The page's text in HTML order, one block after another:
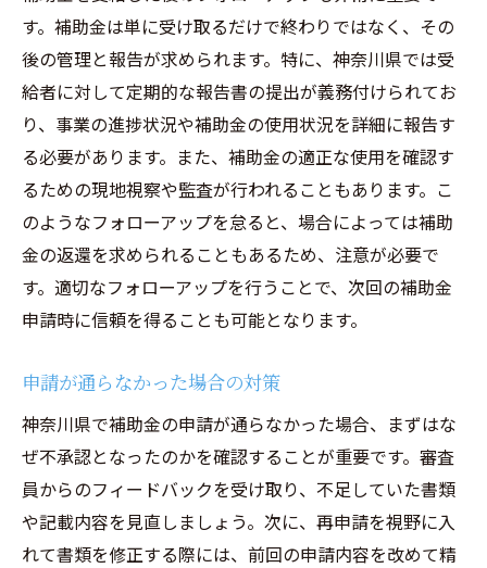
す。補助金は単に受け取るだけで終わりではなく、その
後の管理と報告が求められます。特に、神奈川県では受
給者に対して定期的な報告書の提出が義務付けられてお
り、事業の進捗状況や補助金の使用状況を詳細に報告す
る必要があります。また、補助金の適正な使用を確認す
るための現地視察や監査が行われることもあります。こ
のようなフォローアップを怠ると、場合によっては補助
金の返還を求められることもあるため、注意が必要で
す。適切なフォローアップを行うことで、次回の補助金
申請時に信頼を得ることも可能となります。
申請が通らなかった場合の対策
神奈川県で補助金の申請が通らなかった場合、まずはな
ぜ不承認となったのかを確認することが重要です。審査
員からのフィードバックを受け取り、不足していた書類
や記載内容を見直しましょう。次に、再申請を視野に入
れて書類を修正する際には、前回の申請内容を改めて精